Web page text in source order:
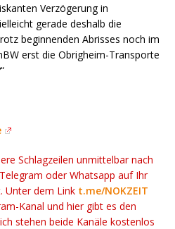
Verzögerung in
gerade deshalb die
beginnenden Abrisses noch im
erst die Obrigheim-Transporte
Schlagzeilen unmittelbar nach
oder Whatsapp auf Ihr
Unter dem Link t.me/NOKZEIT
Kanal und hier gibt es den
stehen beide Kanäle kostenlos